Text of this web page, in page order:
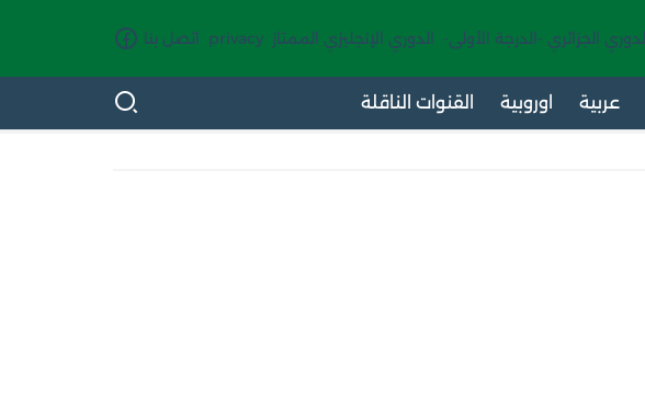
الدوري الجزائري -الدرجة الأولى- الدوري الإنجليزي الممتاز privacy اتصل بنا
عربية اوروبية القنوات الناقلة